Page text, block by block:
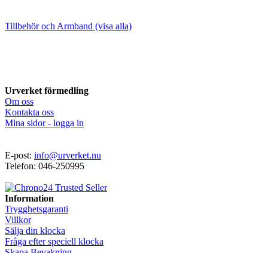
Tillbehör och Armband (visa alla)
Urverket förmedling
Om oss
Kontakta oss
Mina sidor - logga in
E-post: info@urverket.nu
Telefon: 046-250995
Information
Trygghetsgaranti
Villkor
Sälja din klocka
Fråga efter speciell klocka